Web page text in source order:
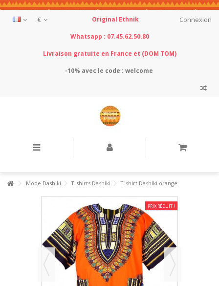
€ Connexion
Original Ethnik
Whatsapp : 07.45.62.50.80
Livraison gratuite en France et (DOM TOM)
-10% avec le code : welcome
Mode Dashiki T-shirts Dashiki T-shirt Dashiki orange
PRIX RÉDUIT !